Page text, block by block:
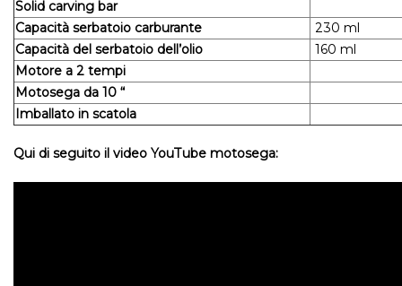
Solid carving bar
Capacità serbatoio carburante
230 ml
Capacità del serbatoio dell’olio
160 ml
Motore a 2 tempi
Motosega da 10 “
Imballato in scatola
Qui di seguito il video YouTube motosega: